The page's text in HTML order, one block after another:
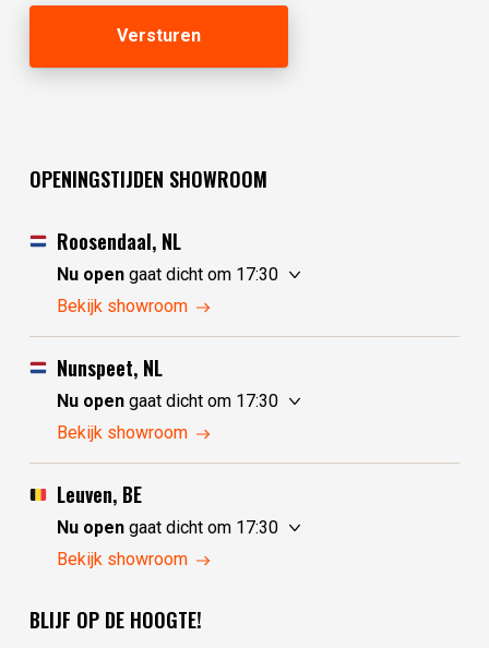
OPENINGSTIJDEN SHOWROOM
Roosendaal, NL
Nu opengaat dicht om 17:30
zaterdag
zondag
10:00 - 17:30
maandag
dinsdag
woensdag
Bekijk showroom
Nunspeet, NL
Nu opengaat dicht om 17:30
zaterdag
zondag
gesloten
maandag
dinsdag
woensdag
Bekijk showroom
Leuven, BE
Nu opengaat dicht om 17:30
zaterdag
maandag
Bekijk showroom
BLIJF OP DE HOOGTE!